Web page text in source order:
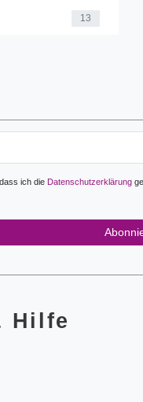
13
ich die Daten­schutz­erklärung
Hilfe